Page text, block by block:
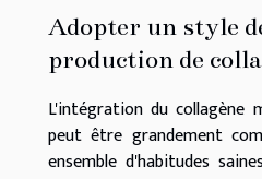
Adopter un style
production de
L'intégration du collagène
peut être grandement
ensemble d'habitudes